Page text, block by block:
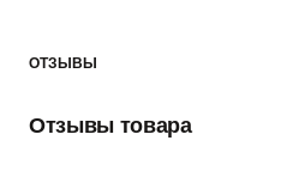
ОТЗЫВЫ
Отзывы товара